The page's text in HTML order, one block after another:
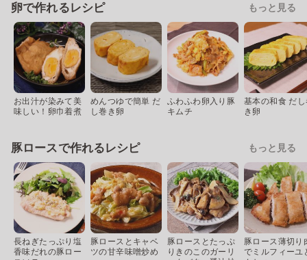
卵で作れるレシピ もっと見る
お出汁が染みて美
味しい！卵巾着煮
めんつゆで簡単 だ
し巻き卵
ふわふわ卵入り豚
キムチ
基本の和食 だ
き卵
豚ロースで作れるレシピ もっと見る
長ねぎたっぷり塩
香味だれの豚ロー
豚ロースとキャベ
ツの甘辛味噌炒め
豚ロースとたっぷ
りきのこのガーリ
豚ロース薄切り
でミルフィーユ